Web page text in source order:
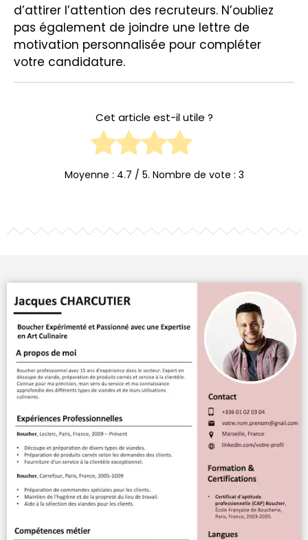
d’attirer l’attention des recruteurs. N’oubliez
pas également de joindre une lettre de
motivation personnalisée pour compléter
votre candidature.
Cet article est-il utile ?
Moyenne : 4.7 / 5. Nombre de vote : 3